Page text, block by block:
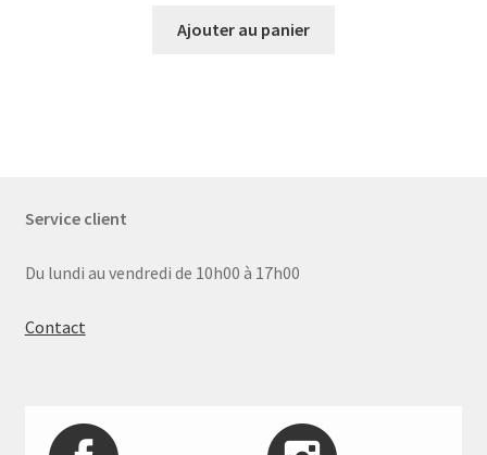
Ajouter au panier
Service client
Du lundi au vendredi de 10h00 à 17h00
Contact